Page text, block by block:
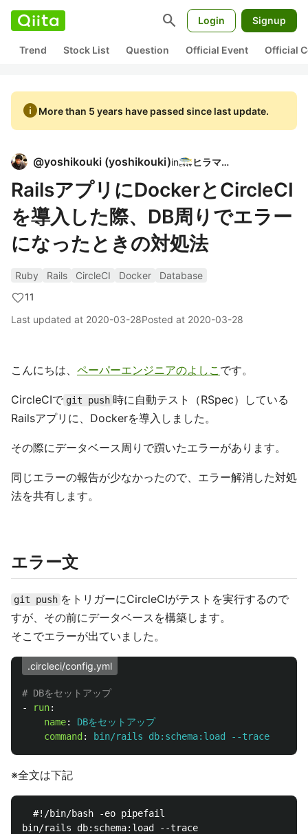
search Login Signup
Trend Stock List Question Official Event Official
infoMore than 5 years have passed since last update.
@yoshikouki (yoshikouki)in ヒラマサ
RailsアプリにDockerとCircleCI
を導入した際、DB周りでエラー
になったときの対処法
Ruby Rails CircleCI Docker
Database
11
Last updated at 2020-03-28Posted at 2020-03-28
こんにちは、 ペーパーエンジニアのよしこ です。
CircleCIで git push 時に自動テスト（RSpec）している
Railsアプリに、Dockerを導入しました。
その際にデータベース周りで躓いたエラーがあります。
同じエラーの報告が少なかったので、エラー解消した対処
法を共有します。
エラー文
git push をトリガーにCircleCIがテストを実行するので
すが、その前にデータベースを構築します。
そこでエラーが出ていました。
.circleci/config.yml
# DBをセットアップ
-
run:
name:
DBをセットアップ
command : bin/rails db:schema:load --trace
※全文は下記
  #!/bin/bash -eo pipefail
bin/rails db:schema:load --trace